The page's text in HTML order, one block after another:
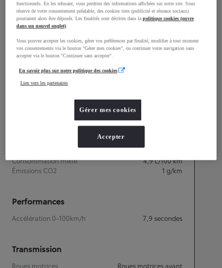
4 362 mm
Hauteur
1 558
Consommation mixte 4,9L/100 km
Émissions CO2
1 g/km
Performances
Accélération 0-100km/h 7,9 secondes
Transmission
Roues motrices
Roues motrices avant
fonctionnels. En les refusant, vous perdriez des informations affichées sur notre site. Sous
réserve de votre consentement préalable, des cookies tiers (publicité et réseaux sociaux)
pourraient alors être déposés. Les finalités sont décrites dans lapolitique cookies (ouvre
dans un nouvel onglet).
Vous pouvez accepter les cookies, gérer vos préférences par finalité, modifier à tout moment
vos consentements via le bouton "Gérer mes cookies", ou continuer votre navigation sans
accepter via le bouton "Continuer sans accepter".
En savoir plus sur notre politique des cookies
Lien vers les partenaires
Gérer mes cookies
Accepter